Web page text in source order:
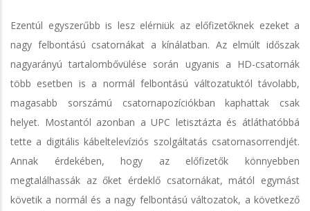
Ezentúl egyszerűbb is lesz elérniük az előfizetőknek ezeket a
nagy felbontású csatornákat a kínálatban. Az elmúlt időszak
nagyarányú tartalombővülése során ugyanis a HD-csatornák
több esetben is a normál felbontású változatuktól távolabb,
magasabb sorszámú csatornapozíciókban kaphattak csak
helyet. Mostantól azonban a UPC letisztázta és átláthatóbbá
tette a digitális kábeltelevíziós szolgáltatás csatornasorrendjét.
Annak érdekében, hogy az előfizetők könnyebben
megtalálhassák az őket érdeklő csatornákat, mától egymást
követik a normál és a nagy felbontású változatok, a következő